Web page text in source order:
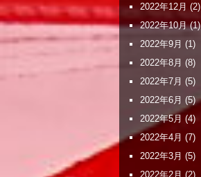
2022年12月 (2)
2022年10月(1)
2022年9月 (1)
2022年8月 (8)
2022年7月 (5)
2022年6月 (5)
2022年5月 (4)
2022年4月 (7)
2022年3月 (5)
2022年2月 (2)